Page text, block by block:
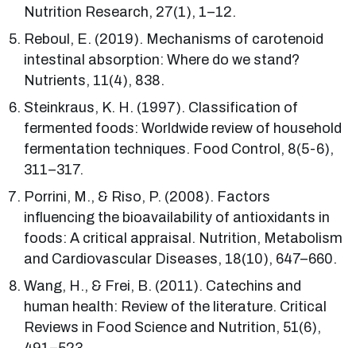
Nutrition Research, 27(1), 1–12.
Reboul, E. (2019). Mechanisms of carotenoid
intestinal absorption: Where do we stand?
Nutrients, 11(4), 838.
Steinkraus, K. H. (1997). Classification of
fermented foods: Worldwide review of household
fermentation techniques. Food Control, 8(5-6),
311–317.
Porrini, M., & Riso, P. (2008). Factors
influencing the bioavailability of antioxidants in
foods: A critical appraisal. Nutrition, Metabolism
and Cardiovascular Diseases, 18(10), 647–660.
Wang, H., & Frei, B. (2011). Catechins and
human health: Review of the literature. Critical
Reviews in Food Science and Nutrition, 51(6),